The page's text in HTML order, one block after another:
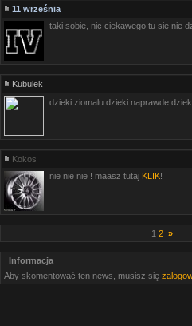
11 września
taki sobie, nic ciekawego tu sie nie
Kubulek
dzieki ziomalu dzieki naprawde
Kokos
nie nie nie ! maasz tutaj KLIK!
1 2 »
Informacja
Aby skomentować ten news, musisz się